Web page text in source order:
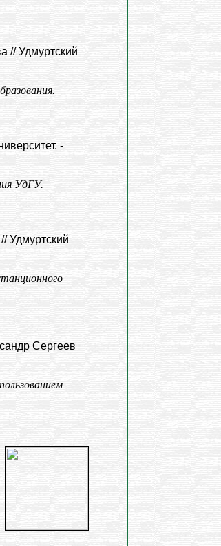
// Удмуртский
-
УдГУ.
Удмуртский
Сергеев